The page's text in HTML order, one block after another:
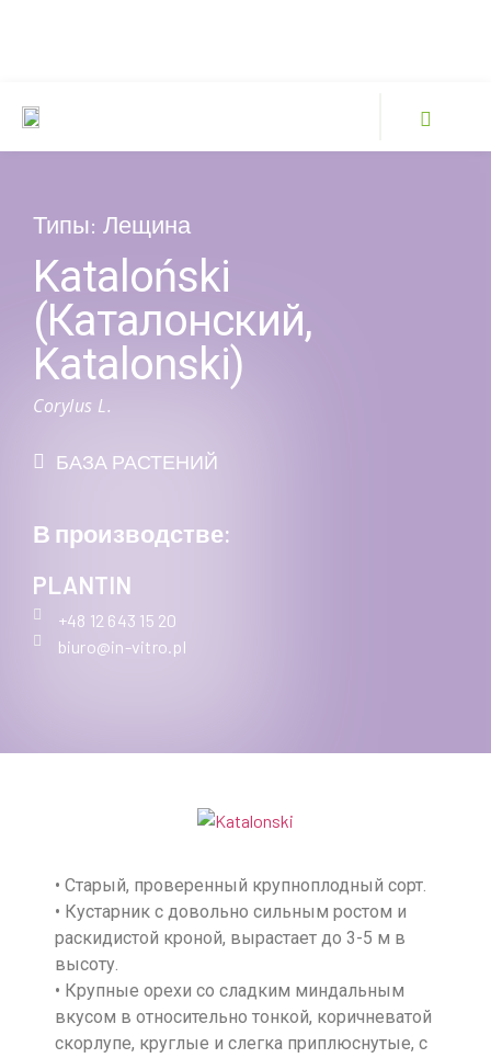
Типы: Лещина
Kataloński
(Каталонский,
Katalonski)
Corylus L.
БАЗА РАСТЕНИЙ
В производстве:
PLANTIN
+48 12 643 15 20
biuro@in-vitro.pl
• Старый, проверенный крупноплодный сорт.
• Кустарник с довольно сильным ростом и
раскидистой кроной, вырастает до 3-5 м в
высоту.
• Крупные орехи со сладким миндальным
вкусом в относительно тонкой, коричневатой
скорлупе, круглые и слегка приплюснутые, с